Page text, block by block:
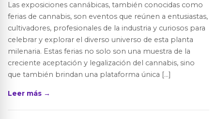
Las exposiciones cannábicas, también conocidas como
ferias de cannabis, son eventos que reúnen a entusiastas,
cultivadores, profesionales de la industria y curiosos para
celebrar y explorar el diverso universo de esta planta
milenaria. Estas ferias no solo son una muestra de la
creciente aceptación y legalización del cannabis, sino
que también brindan una plataforma única […]
Leer más →